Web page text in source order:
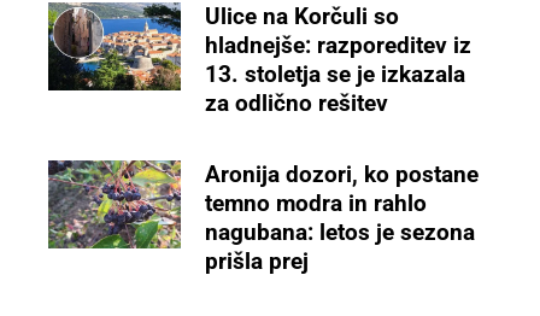
Ulice na Korčuli so
hladnejše: razporeditev iz
13. stoletja se je izkazala
za odlično rešitev
Aronija dozori, ko postane
temno modra in rahlo
nagubana: letos je sezona
prišla prej